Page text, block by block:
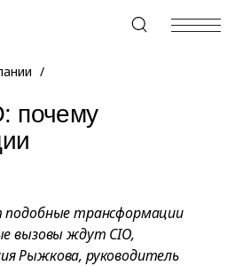
+7 (495) 967-80-80
/
почему
подобные трансформации
вызовы ждут CIO,
Рыжкова, руководитель